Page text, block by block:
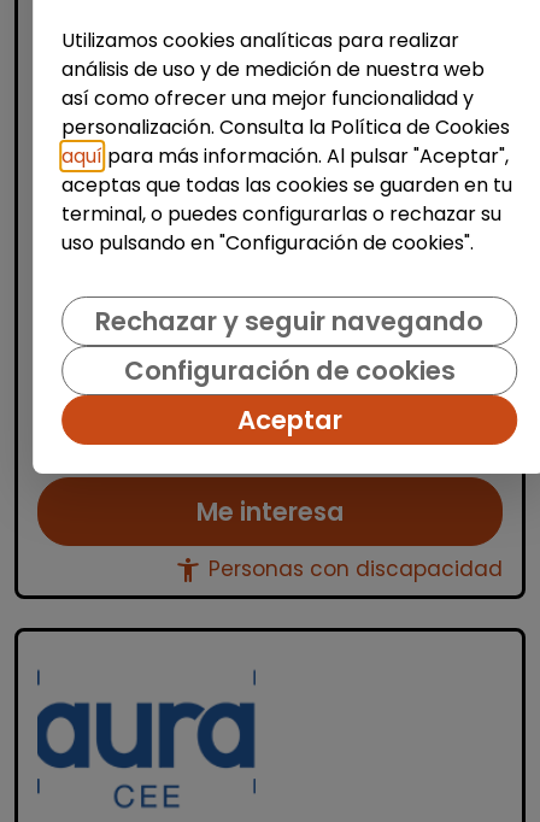
Logística, Almacén y Compras
Producción, Industria y Calidad
Operario/a de producción (alcalá de
henares)
| España(Madrid)
OPERARIOS/AS DE PRODUCCIÓN Desde
Stylepack buscamos operarios de
producción con discapacidad igual o
superior al 33% para lleva a cabo procesos
manipulativos dentro de las instala...
Me interesa
accessibility_new Personas con discapacidad
Utilizamos cookies analíticas para realizar
análisis de uso y de medición de nuestra web
así como ofrecer una mejor funcionalidad y
personalización. Consulta la Política de Cookies
aquí para más información. Al pulsar "Aceptar",
aceptas que todas las cookies se guarden en tu
terminal, o puedes configurarlas o rechazar su
uso pulsando en "Configuración de cookies".
Rechazar y seguir navegando
Configuración de cookies
Aceptar